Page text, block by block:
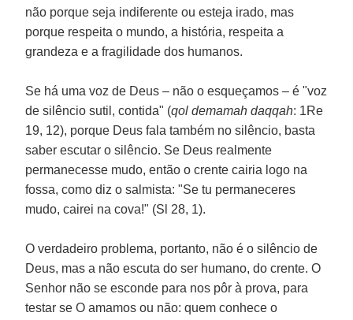
não porque seja indiferente ou esteja irado, mas
porque respeita o mundo, a história, respeita a
grandeza e a fragilidade dos humanos.
Se há uma voz de Deus – não o esqueçamos – é "voz
de silêncio sutil, contida" (qol demamah daqqah: 1Re
19, 12), porque Deus fala também no silêncio, basta
saber escutar o silêncio. Se Deus realmente
permanecesse mudo, então o crente cairia logo na
fossa, como diz o salmista: "Se tu permaneceres
mudo, cairei na cova!" (Sl 28, 1).
O verdadeiro problema, portanto, não é o silêncio de
Deus, mas a não escuta do ser humano, do crente. O
Senhor não se esconde para nos pôr à prova, para
testar se O amamos ou não: quem conhece o